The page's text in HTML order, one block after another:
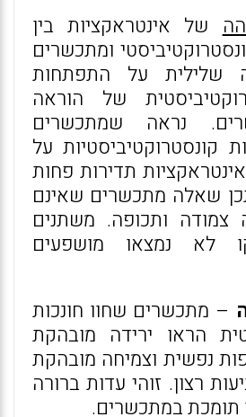
של אינטראקציות בין
ומתכשרים
שלילית על התפתחות
של הוראה
נראה שמתכשרים
קונסטרוקטיביסטיות על
תדירות פחות
שאלה מתכשרים שאינם
צמודה ותכופה. משתנים
לא נמצאו מושפעים
– מתכשרים שחוו חונכות
הראו ירידה מובהקת
נפשית וצמיחה מובהקת
רצון. זוהי עדות ברורה
תומכת במתכשרים.